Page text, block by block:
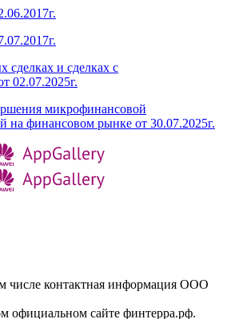
и сделках с
02.07.2025г.
микрофинансовой
на финансовом рынке от 30.07.2025г.
числе контактная информация ООО
официальном сайте финтерра.рф.